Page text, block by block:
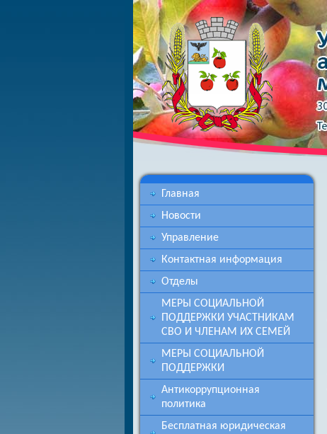
Главная
Новости
Управление
Контактная информация
Отделы
МЕРЫ СОЦИАЛЬНОЙ
ПОДДЕРЖКИ УЧАСТНИКАМ
СВО И ЧЛЕНАМ ИХ СЕМЕЙ
МЕРЫ СОЦИАЛЬНОЙ
ПОДДЕРЖКИ
Антикоррупционная
политика
Бесплатная юридическая